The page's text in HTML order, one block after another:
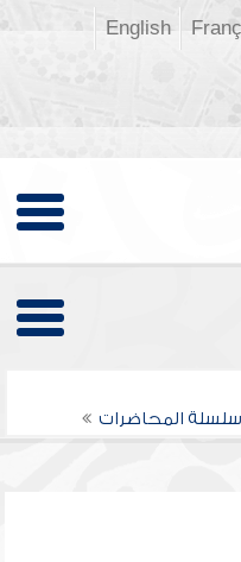
English
سلسلة المحاضرات